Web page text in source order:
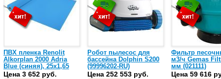
ПВХ пленка Renolit
Alkorplan 2000 Adria
Blue (синяя), 25х1,65
(35216203)
Цена 3 652 руб.
Робот пылесос для
бассейна Dolphin S200
(99996202-RU)
Цена 252 553 руб.
Фильтр
м3/ч Gemas
мм (021111)
Цена 59 616